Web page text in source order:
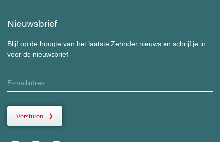
Nieuwsbrief
Blijf op de hoogte van het laatste Zehnder nieuws en schrijf je in
voor de nieuwsbrief
Versturen